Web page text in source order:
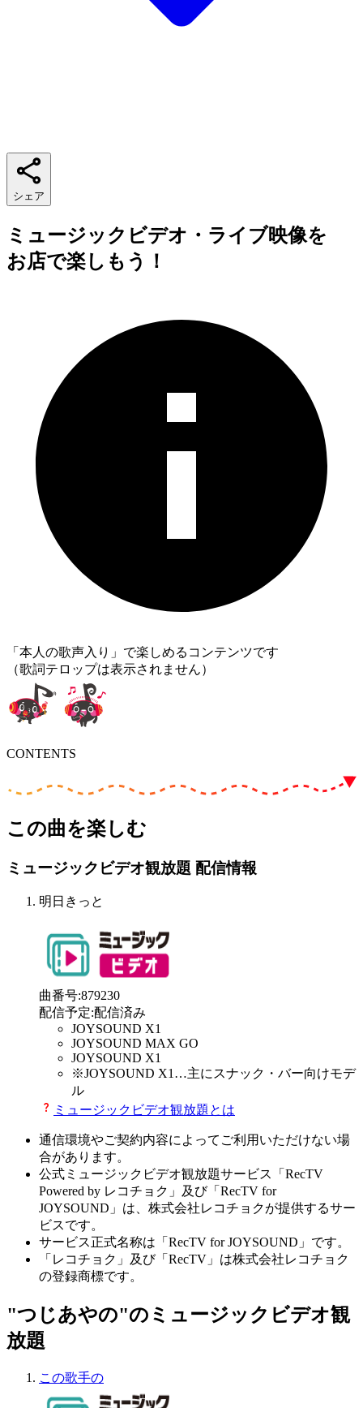
シェア
ミュージックビデオ・ライブ映像を
お店で楽しもう！
「本人の歌声入り」で楽しめるコンテンツです
（歌詞テロップは表示されません）
CONTENTS
この曲を楽しむ
ミュージックビデオ観放題 配信情報
明日きっと
曲番号:879230
配信予定:配信済み
JOYSOUND X1
JOYSOUND MAX GO
JOYSOUND X1
※JOYSOUND X1 …主にスナック・バー向けモデ
ル
ミュージックビデオ観放題とは
通信環境やご契約内容によってご利用いただけない場
合があります。
公式ミュージックビデオ観放題サービス「RecTV
Powered by レコチョク」及び「RecTV for
JOYSOUND」は、株式会社レコチョクが提供するサー
ビスです。
サービス正式名称は「RecTV for JOYSOUND」です。
「レコチョク」及び「RecTV」は株式会社レコチョク
の登録商標です。
"つじあやの"のミュージックビデオ観
放題
この歌手の